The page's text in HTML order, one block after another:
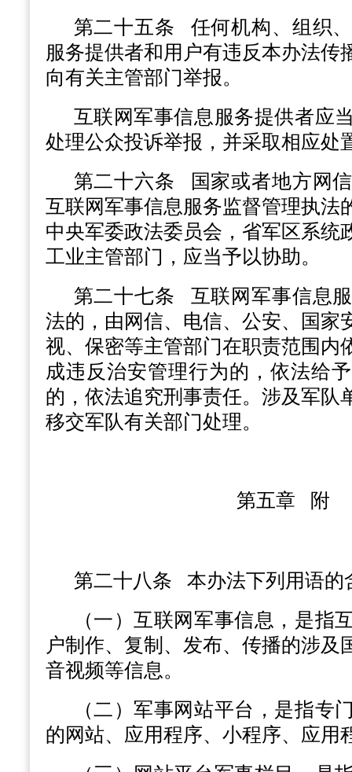
第二十五条 任何机构、组织
服务提供者和用户有违反本办法传
向有关主管部门举报。
互联网军事信息服务提供者应
处理公众投诉举报，并采取相应处
第二十六条 国家或者地方网
互联网军事信息服务监督管理执法
中央军委政法委员会，省军区系统
工业主管部门，应当予以协助。
第二十七条 互联网军事信息
法的，由网信、电信、公安、国家
视、保密等主管部门在职责范围内
成违反治安管理行为的，依法给
的，依法追究刑事责任。涉及军队
移交军队有关部门处理。
第五章
第二十八条 本办法下列用语的
（一）互联网军事信息，是指
户制作、复制、发布、传播的涉及
音视频等信息。
（二）军事网站平台，是指专
的网站、应用程序、小程序、应用